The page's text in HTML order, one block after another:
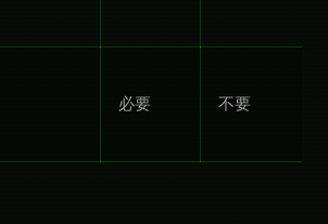
必要 不要